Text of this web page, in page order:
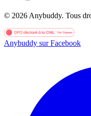
© 2026 Anybuddy. Tous
Anybuddy sur Facebook